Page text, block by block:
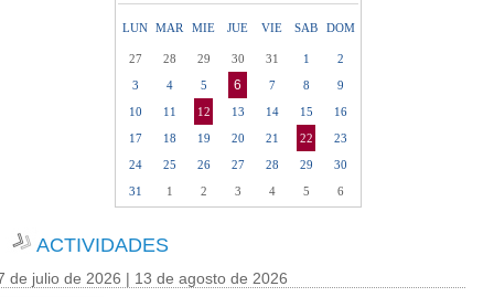
LUN MAR MIE JUE VIE SAB DOM
27 28 29 30 31 1
2
3
4 5 6 7 8
9
10
11 12 13 14 15
16
17
18 19 20 21 22
23
24
25 26 27 28 29
30
31
1 2 3 4 5 6
ACTIVIDADES
de julio de 2026 | 13 de agosto de 2026